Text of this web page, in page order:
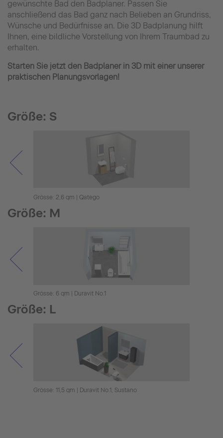
gewünschte Bad den Badplaner. Passen Sie
anschließend das Bad ganz nach Belieben an Grundriss,
Wünsche und Bedürfnisse an. Die 3D Badplanung hilft
Ihnen, eine bildliche Vorstellung von Ihrem Traumbad zu
erhalten.
Starten Sie jetzt den Badplaner in 3D mit einer unserer
praktischen Planungsvorlagen!
Größe: S
Grösse: 2,6 qm | Qatego
Größe: M
Grösse: 6 qm | Duravit No.1
Größe: L
Grösse: 11,5 qm | Duravit No.1, Sustano